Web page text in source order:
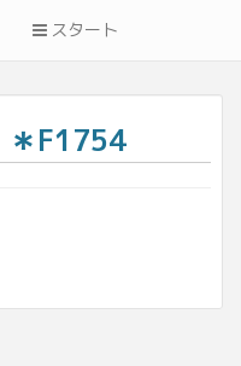
スタート
＊F1754